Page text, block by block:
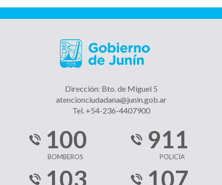
Dirección: Bto. de Miguel 5
atencionciudadana@junin.gob.ar
Tel. +54-236-4407900
100
BOMBEROS
911
POLICÍA
103 107